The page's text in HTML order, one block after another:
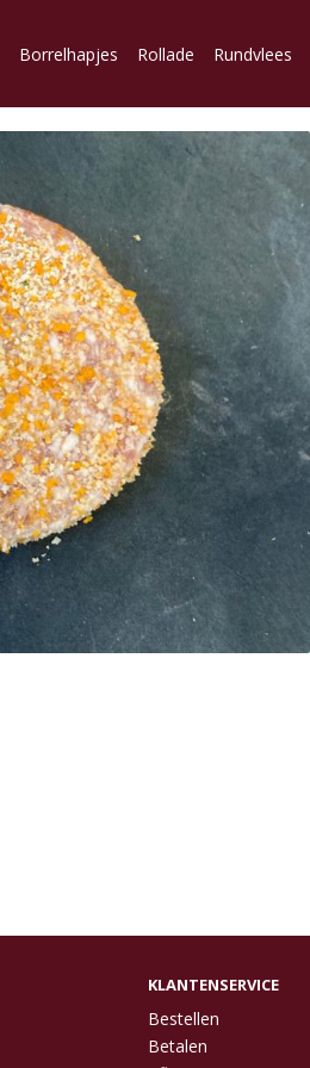
Borrelhapjes Rollade Rundvlees
KLANTENSERVICE
Bestellen
Betalen